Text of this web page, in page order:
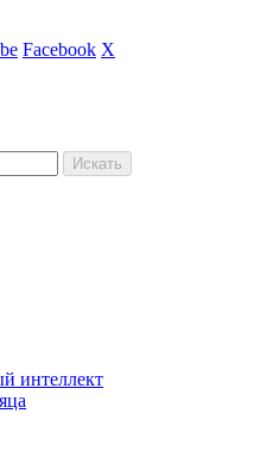
Facebook X
интеллект